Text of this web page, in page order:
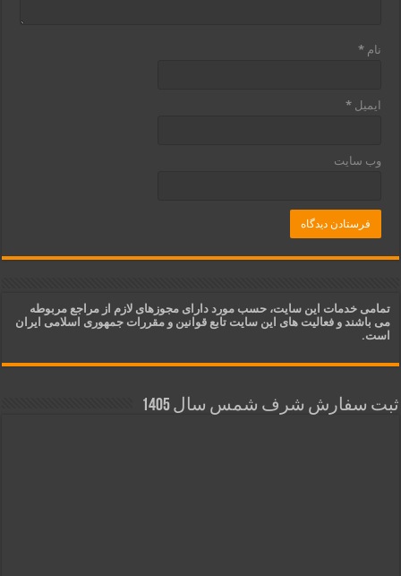
نام*
ایمیل*
وب‌ سایت
تمامی خدمات این سایت، حسب مورد دارای مجوزهای لازم از مراجع مربوطه
می باشند و فعالیت های این سایت تابع قوانین و مقررات جمهوری اسلامی ایران
است.
ثبت سفارش شرف شمس سال 1405